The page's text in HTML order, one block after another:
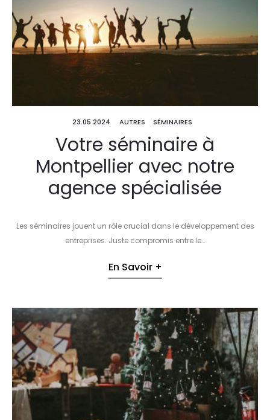
23.05 2024 AUTRES SÉMINAIRES
Votre séminaire à
Montpellier avec notre
agence spécialisée
Les séminaires jouent un rôle crucial dans le développement des
entreprises. Juste compromis entre le…
En Savoir +